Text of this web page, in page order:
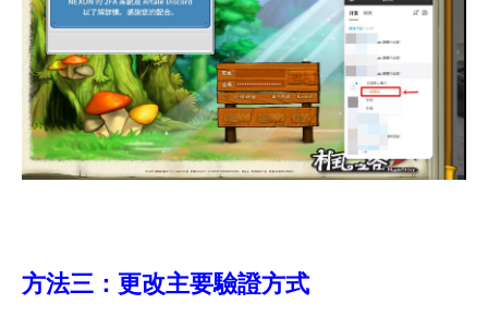
方法三：更改主要驗證方式